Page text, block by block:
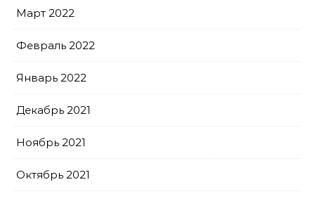
Март 2022
Февраль 2022
Январь 2022
Декабрь 2021
Ноябрь 2021
Октябрь 2021